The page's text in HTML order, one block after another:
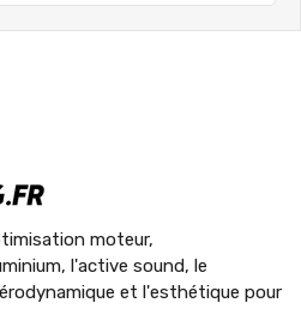
moteur,
l'active sound, le
et l'esthétique pour